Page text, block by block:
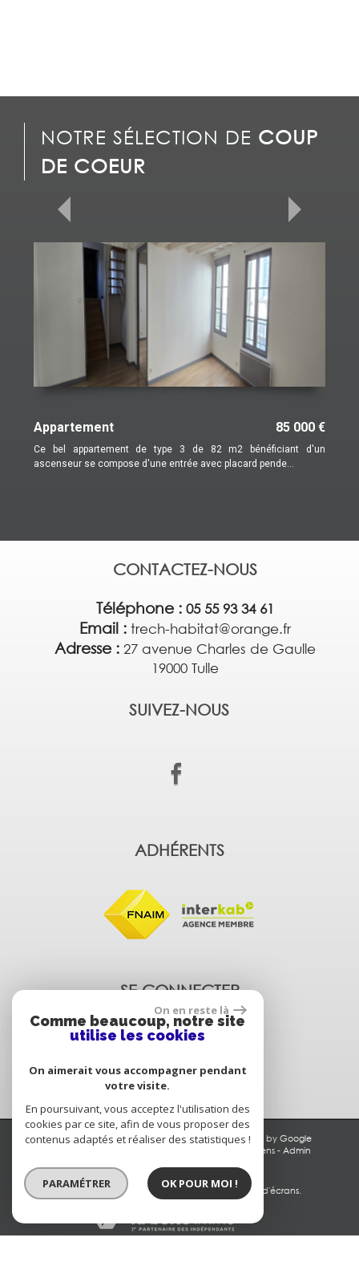
NOTRE SÉLECTION DE COUP
DE COEUR
Appartement 95 000 €
A découvrir sans tarder : charmant T4 en duplex de 122 M2
habitable, situé au 2ème étage d'une résidence sé...
CONTACTEZ-NOUS
Téléphone : 05 55 93 34 61
Email : trech-habitat@orange.fr
Adresse : 27 avenue Charles de Gaulle
19000 Tulle
SUIVEZ-NOUS
ADHÉRENTS
SE CONNECTER
© 2026 | Tous droits réservés | Traduction powered by Google
Liens- Admin
Site internet compatible multi-supports,
un seul site adaptable à tous les types d'écrans.
On en reste là
Comme beaucoup, notre site
utilise les cookies
On aimerait vous accompagner pendant
votre visite.
En poursuivant, vous acceptez l'utilisation des
cookies par ce site, afin de vous proposer des
contenus adaptés et réaliser des statistiques !
PARAMÉTRER OK POUR MOI !